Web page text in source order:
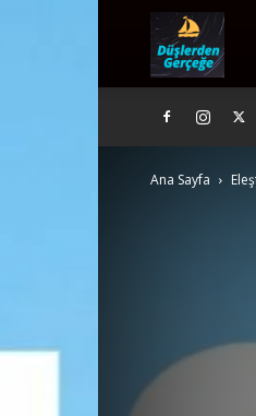
Ana Sayfa